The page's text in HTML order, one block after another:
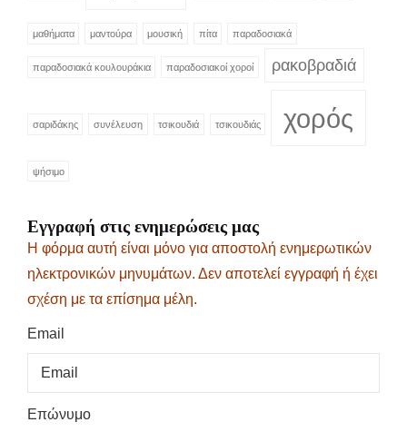
μαθήματα μαντούρα μουσική πίτα παραδοσιακά
παραδοσιακά κουλουράκια παραδοσιακοί χοροί ρακοβραδιά
σαριδάκης συνέλευση τσικουδιά τσικουδιάς χορός
ψήσιμο
Εγγραφή στις ενημερώσεις μας
Η φόρμα αυτή είναι μόνο για αποστολή ενημερωτικών
ηλεκτρονικών μηνυμάτων. Δεν αποτελεί εγγραφή ή έχει
σχέση με τα επίσημα μέλη.
Email
Επώνυμο